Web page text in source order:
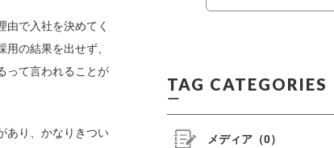
で入社を決めてく
の結果を出せず、
って言われることが
あり、かなりきつい
TAG CATEGORIES
ー
メディア（0）